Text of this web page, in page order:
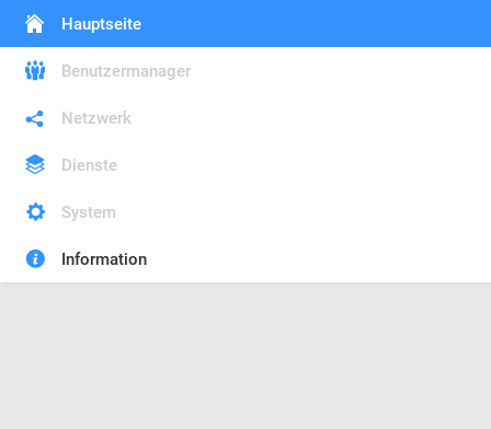
Hauptseite
Benutzermanager
Netzwerk
Dienste
System
Information